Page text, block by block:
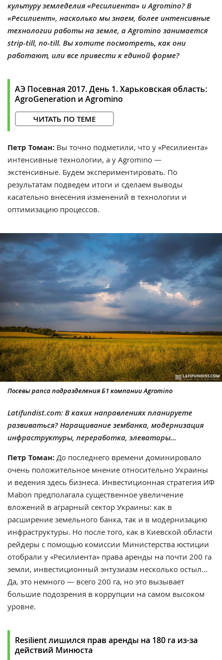
культуру земледелия «Ресилиента» и Agromino? В
«Ресилиент», насколько мы знаем, более интенсивные
технологии работы на земле, а Agromino занимается
strip-till, no-till. Вы хотите посмотреть, как они
работают, или все привести к единой форме?
АЭ Посевная 2017. День 1. Харьковская область:
AgroGeneration и Agromino
ЧИТАТЬ ПО ТЕМЕ
Петр Томан: Вы точно подметили, что у «Ресилиента»
интенсивные технологии, а у Agromino —
экстенсивные. Будем экспериментировать. По
результатам подведем итоги и сделаем выводы
касательно внесения изменений в технологии и
оптимизацию процессов.
Посевы рапса подразделения Б1 компании Agromino
Latifundist.com: В каких направлениях планируете
развиваться? Наращивание зембанка, модернизация
инфраструктуры, переработка, элеваторы...
Петр Томан: До последнего времени доминировало
очень положительное мнение относительно Украины
и ведения здесь бизнеса. Инвестиционная стратегия ИФ
Mabon предполагала существенное увеличение
вложений в аграрный сектор Украины: как в
расширение земельного банка, так и в модернизацию
инфраструктуры. Но после того, как в Киевской области
рейдеры с помощью комиссии Министерства юстиции
отобрали у «Ресилиента» права аренды на почти 200 га
земли, инвестиционный энтузиазм несколько остыл...
Да, это немного — всего 200 га, но это вызывает
большие подозрения в коррупции на самом высоком
уровне.
Resilient лишился прав аренды на 180 га из-за
действий Минюста